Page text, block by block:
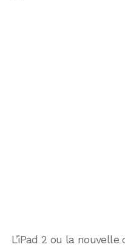
L’iPad 2 ou la